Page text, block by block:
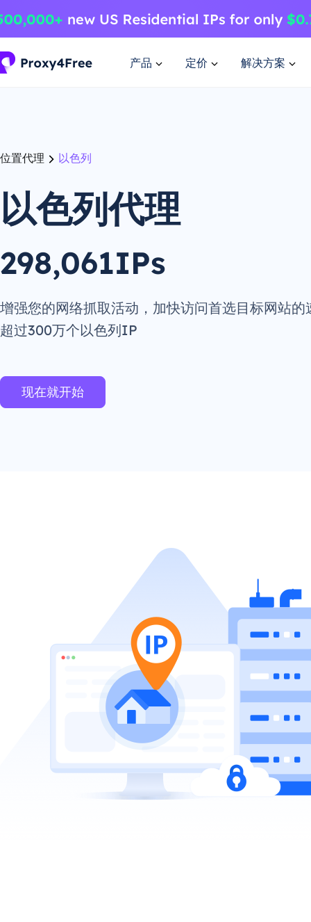
产品 定价 解决方案
位置代理 以色列
以色列代理
298,061IPs
增强您的网络抓取活动，加快访问首选目标网站的
超过300万个以色列IP
现在就开始